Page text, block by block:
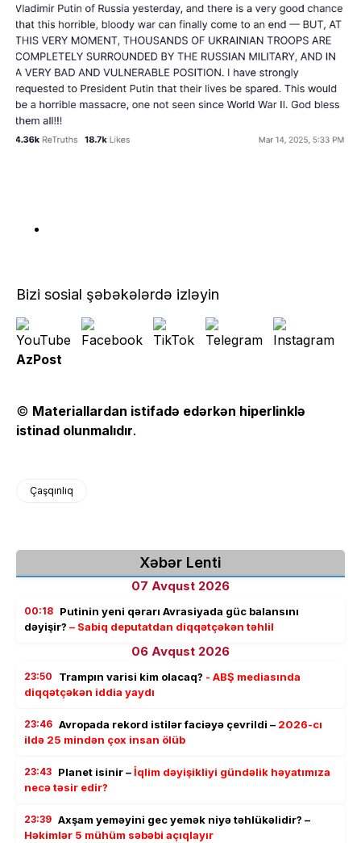
Bizi sosial şəbəkələrdə izləyin
AzPost
© Materiallardan istifadə edərkən hiperlinklə
istinad olunmalıdır.
Çaşqınlıq
Xəbər Lenti
07 Avqust 2026
00:18 Putinin yeni qərarı Avrasiyada güc balansını
dəyişir? – Sabiq deputatdan diqqətçəkən təhlil
06 Avqust 2026
23:50 Trampın varisi kim olacaq? - ABŞ mediasında
diqqətçəkən iddia yaydı
23:46 Avropada rekord istilər faciəyə çevrildi – 2026-cı
ildə 25 mindən çox insan ölüb
23:43 Planet isinir –İqlim dəyişikliyi gündəlik həyatımıza
necə təsir edir?
23:39 Axşam yeməyini gec yemək niyə təhlükəlidir? –
Həkimlər 5 mühüm səbəbi açıqlayır